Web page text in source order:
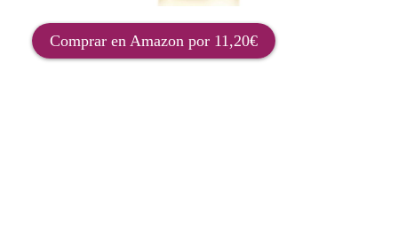
Comprar en Amazon por 11,20€